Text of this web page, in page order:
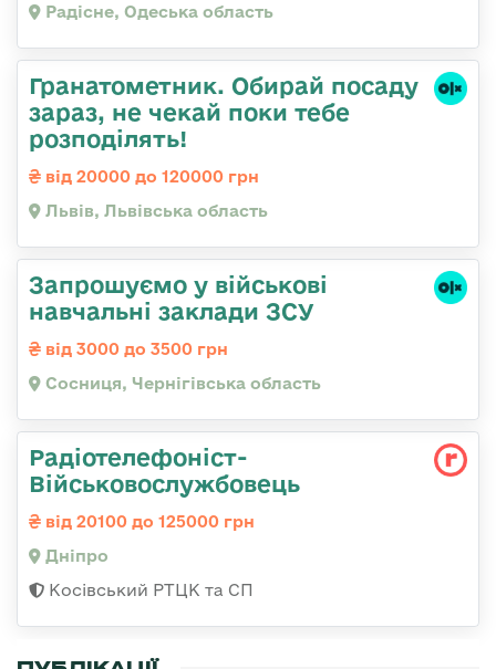
Радісне, Одеська область
Гранатометник. Обирай посаду
зараз, не чекай поки тебе
розподілять!
від 20000 до 120000 грн
Львів, Львівська область
Запрошуємо у військові
навчальні заклади ЗСУ
від 3000 до 3500 грн
Сосниця, Чернігівська область
Радіотелефоніст-
Військовослужбовець
від 20100 до 125000 грн
Дніпро
Косівський РТЦК та СП